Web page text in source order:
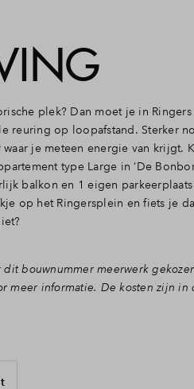
plek? Dan moet je in
reuring op loopafstand. Sterker
je meteen energie van krijgt.
type Large in ‘De
balkon en 1 eigen
op het Ringersplein en fiets je
bouwnummer meerwerk
meer informatie. De kosten zijn in
en heeft de voordeur in een